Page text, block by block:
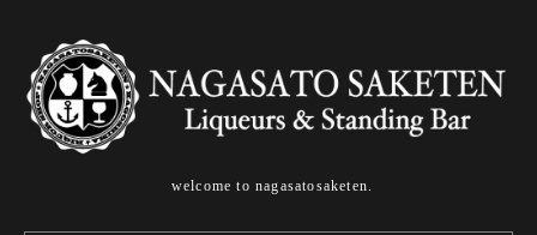
welcome to nagasatosaketen.